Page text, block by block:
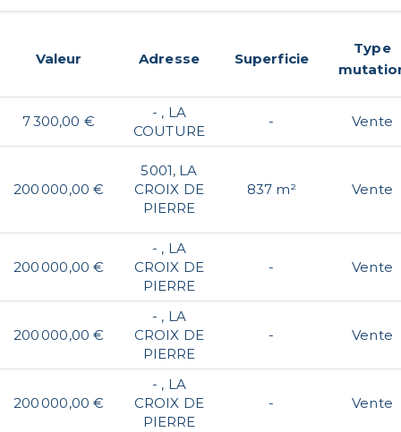
Valeur Adresse Superficie
Type
7 300,00 €
- , LA
COUTURE
- Vente
200 000,00 €
5001, LA
CROIX DE
PIERRE
837 m² Vente
200 000,00 €
- , LA
CROIX DE
PIERRE
- Vente
200 000,00 €
- , LA
CROIX DE
PIERRE
- Vente
200 000,00 €
- , LA
CROIX DE
PIERRE
- Vente